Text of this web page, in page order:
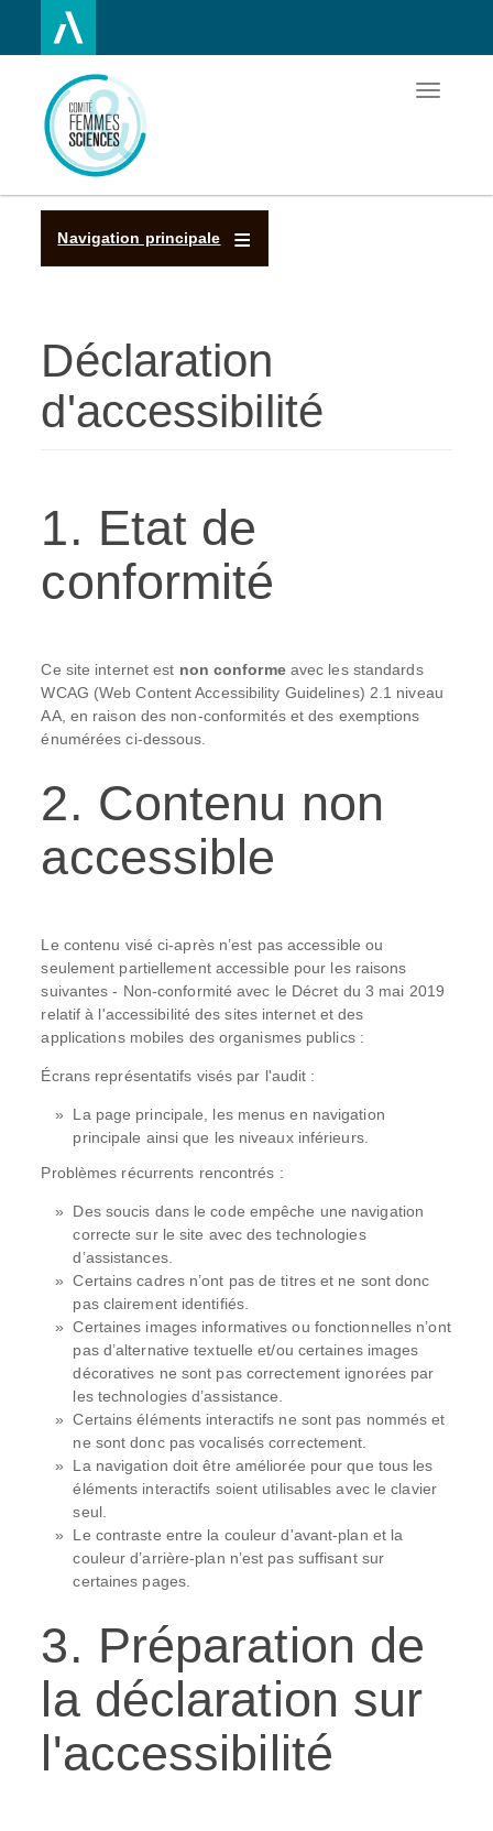
contenu
principal
Toggle
Navigation principale
Déclaration
d'accessibilité
1. Etat de
conformité
Ce site internet est non conformeavec les standards
WCAG (Web Content Accessibility Guidelines) 2.1 niveau
AA, en raison des non-conformités et des exemptions
énumérées ci-dessous.
2. Contenu non
accessible
Le contenu visé ci-après n’est pas accessible ou
seulement partiellement accessible pour les raisons
suivantes - Non-conformité avec le Décret du 3 mai 2019
relatif à l'accessibilité des sites internet et des
applications mobiles des organismes publics :
Écrans représentatifs visés par l'audit :
La page principale, les menus en navigation
principale ainsi que les niveaux inférieurs.
Problèmes récurrents rencontrés :
Des soucis dans le code empêche une navigation
correcte sur le site avec des technologies
d’assistances.
Certains cadres n’ont pas de titres et ne sont donc
pas clairement identifiés.
Certaines images informatives ou fonctionnelles n’ont
pas d’alternative textuelle et/ou certaines images
décoratives ne sont pas correctement ignorées par
les technologies d’assistance.
Certains éléments interactifs ne sont pas nommés et
ne sont donc pas vocalisés correctement.
La navigation doit être améliorée pour que tous les
éléments interactifs soient utilisables avec le clavier
seul.
Le contraste entre la couleur d'avant-plan et la
couleur d’arrière-plan n’est pas suffisant sur
certaines pages.
3. Préparation de
la déclaration sur
l'accessibilité